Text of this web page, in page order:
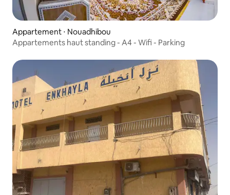
Appartement ⋅ Nouadhibou
Appartements haut standing - A4 - Wifi - Parking